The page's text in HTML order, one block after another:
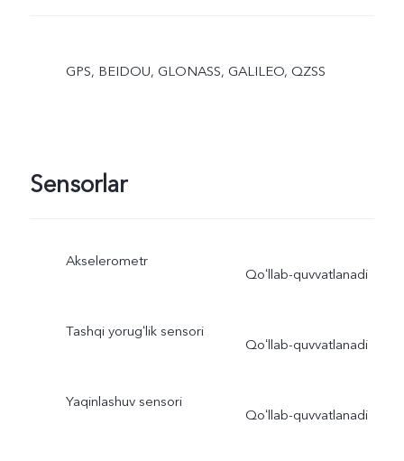
GPS, BEIDOU, GLONASS, GALILEO, QZSS
Sensorlar
Akselerometr
Qoʻllab-quvvatlanadi
Tashqi yorugʻlik sensori
Qoʻllab-quvvatlanadi
Yaqinlashuv sensori
Qoʻllab-quvvatlanadi